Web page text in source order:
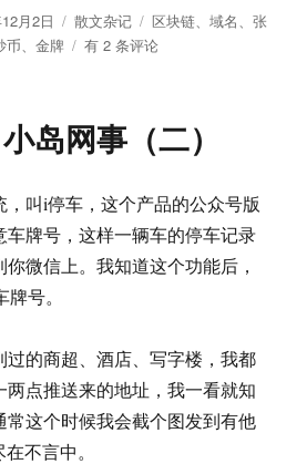
月2日
分
类
散文杂记
标
签
区块链 、域名 、张
币 、金牌
张
筚
路
缕，
但
人
澜
有 2 条评论
岛网事（二）
，叫i停车，这个产品的公众号版
车牌号，这样一辆车的停车记录
微信上。我知道这个功能后，
号。
过的商超、酒店、写字楼，我都
两点推送来的地址，我一看就知
常这个时候我会截个图发到有他
不言中。